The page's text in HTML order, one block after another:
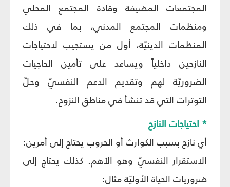
المجتمعات المضيفة وقادة المجتمع المحلي
ومنظمات المجتمع المدني، بما في ذلك
المنظمات الدينيّة، أول من يستجيب لاحتياجات
النازحين داخلياً ويساعد على تأمين الحاجيات
الضروريّة لهم وتقديم الدعم النفسيّ وحلّ
التوترات التي قد تنشأ في مناطق النزوح.
* احتياجات النازح
أي نازح بسبب الكوارث أو الحروب يحتاج إلى أمرين:
الاستقرار النفسيّ وهو الأهم. كذلك يحتاج إلى
ضروريات الحياة الأوليّة مثال: